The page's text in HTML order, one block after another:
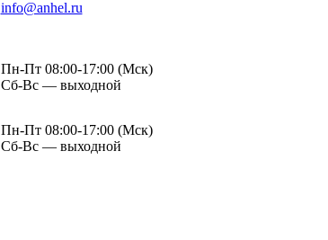
info@anhel.ru
Пн-Пт 08:00-17:00 (Мск)
Сб-Вс — выходной
Пн-Пт 08:00-17:00 (Мск)
Сб-Вс — выходной